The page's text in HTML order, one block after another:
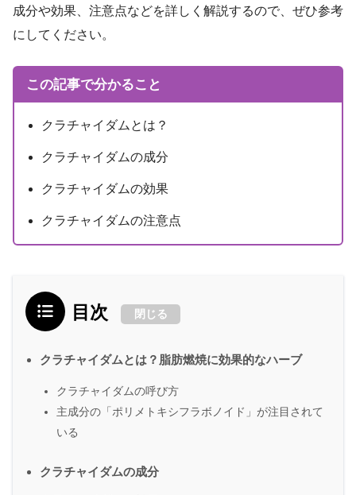
成分や効果、注意点などを詳しく解説するので、ぜひ参考
にしてください。
この記事で分かること
クラチャイダムとは？
クラチャイダムの成分
クラチャイダムの効果
クラチャイダムの注意点
目次 閉じる
クラチャイダムとは？脂肪燃焼に効果的なハーブ
クラチャイダムの呼び方
主成分の「ポリメトキシフラボノイド」が注目されて
いる
クラチャイダムの成分